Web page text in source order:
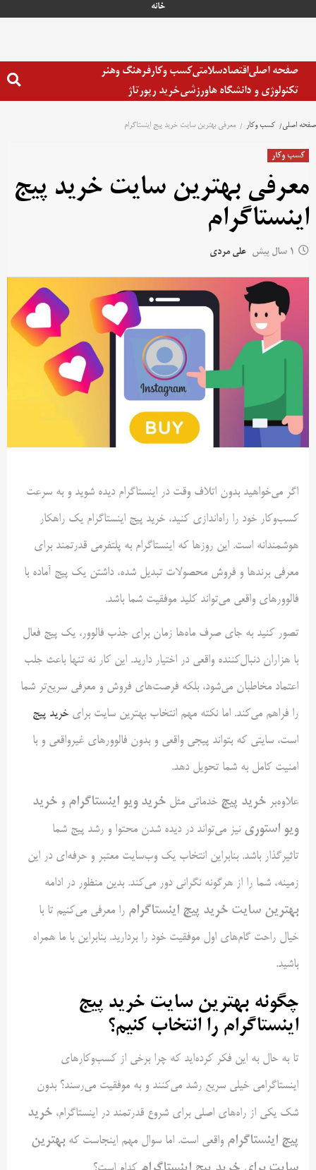
خانه
صفحه اصلیاقتصادسلامتیکسب وکارفرهنگ وهنر
تکنولوژی و دانشگاه هاورزشیخرید رپورتاژ
صفحه اصلی کسب وکار معرفی بهترین سایت خرید پیج اینستاگرام
کسب وکار
معرفی بهترین سایت خرید پیج
اینستاگرام
1 سال پیش علی مردی
اگر می‌خواهید بدون اتلاف وقت در اینستاگرام دیده شوید و به سرعت
کسب‌وکار خود را راه‌اندازی کنید، خرید پیج اینستاگرام یک راهکار
هوشمندانه است. این روزها که اینستاگرام به پلتفرمی قدرتمند برای
معرفی برندها و فروش محصولات تبدیل شده، داشتن یک پیج آماده با
فالوورهای واقعی می‌تواند کلید موفقیت شما باشد.
تصور کنید به‌ جای صرف ماه‌ها زمان برای جذب فالوور، یک پیج فعال
با هزاران دنبال‌کننده واقعی در اختیار دارید. این کار نه‌ تنها باعث جلب
اعتماد مخاطبان می‌شود، بلکه فرصت‌های فروش و معرفی سریع‌تر شما
را فراهم می‌کند. اما نکته مهم انتخاب بهترین سایت برای خرید پیج
است، سایتی که بتواند پیجی واقعی و بدون فالوورهای غیرواقعی و با
امنیت کامل به شما تحویل دهد.
علاوه‌بر خرید پیج خدماتی مثل خرید ویو اینستاگرام و خرید
ویو استوری نیز می‌تواند در دیده‌ شدن محتوا و رشد پیج شما
تاثیرگذار باشد. بنابراین انتخاب یک وب‌سایت معتبر و حرفه‌ای در این
زمینه، شما را از هرگونه نگرانی دور می‌کند. بدین منظور در ادامه
بهترین سایت‌ خرید پیج اینستاگرام را معرفی می‌کنیم تا با
خیال راحت گام‌های اول موفقیت خود را بردارید. بنابراین با ما همراه
باشید.
چگونه بهترین سایت خرید پیج
اینستاگرام را انتخاب کنیم؟
تا به حال به این فکر کرده‌اید که چرا برخی از کسب‌وکارهای
اینستاگرامی خیلی سریع رشد می‌کنند و به موفقیت می‌رسند؟ بدون
شک یکی از راه‌های اصلی برای شروع قدرتمند در اینستاگرام، خرید
پیج اینستاگرام واقعی است. اما سوال مهم اینجاست کهبهترین